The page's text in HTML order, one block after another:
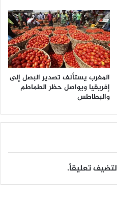
المغرب يستأنف تصدير البصل إلى
إفريقيا ويواصل حظر الطماطم
والبطاطس
لتضيف تعليقاً.